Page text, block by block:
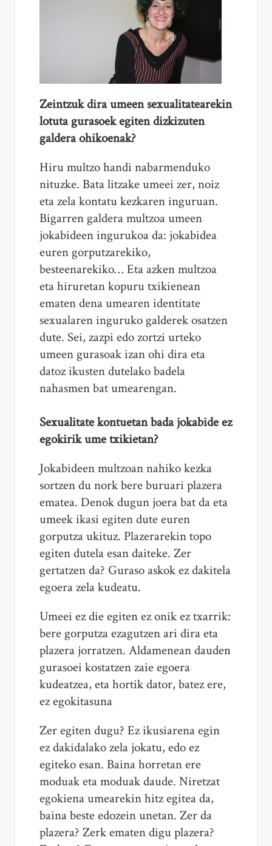
Zeintzuk dira umeen sexualitatearekin
lotuta gurasoek egiten dizkizuten
galdera ohikoenak?
Hiru multzo handi nabarmenduko
nituzke. Bata litzake umeei zer, noiz
eta zela kontatu kezkaren inguruan.
Bigarren galdera multzoa umeen
jokabideen ingurukoa da: jokabidea
euren gorputzarekiko,
besteenarekiko… Eta azken multzoa
eta hiruretan kopuru txikienean
ematen dena umearen identitate
sexualaren inguruko galderek osatzen
dute. Sei, zazpi edo zortzi urteko
umeen gurasoak izan ohi dira eta
datoz ikusten dutelako badela
nahasmen bat umearengan.
Sexualitate kontuetan bada jokabide ez
egokirik ume txikietan?
Jokabideen multzoan nahiko kezka
sortzen du nork bere buruari plazera
ematea. Denok dugun joera bat da eta
umeek ikasi egiten dute euren
gorputza ukituz. Plazerarekin topo
egiten dutela esan daiteke. Zer
gertatzen da? Guraso askok ez dakitela
egoera zela kudeatu.
Umeei ez die egiten ez onik ez txarrik:
bere gorputza ezagutzen ari dira eta
plazera jorratzen. Aldamenean dauden
gurasoei kostatzen zaie egoera
kudeatzea, eta hortik dator, batez ere,
ez egokitasuna
Zer egiten dugu? Ez ikusiarena egin
ez dakidalako zela jokatu, edo ez
egiteko esan. Baina horretan ere
moduak eta moduak daude. Niretzat
egokiena umearekin hitz egitea da,
baina beste edozein unetan. Zer da
plazera? Zerk ematen digu plazera?